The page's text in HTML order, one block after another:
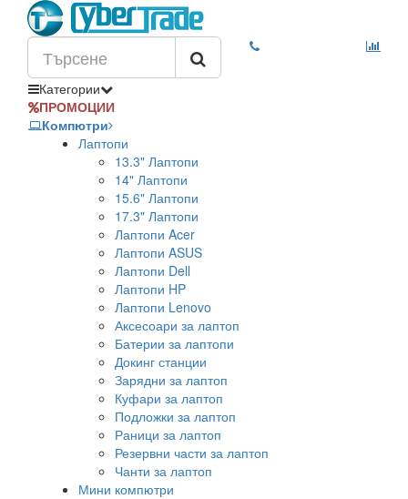
Категории
ПРОМОЦИИ
Компютри
Лаптопи
13.3" Лаптопи
14" Лаптопи
15.6" Лаптопи
17.3" Лаптопи
Лаптопи Acer
Лаптопи ASUS
Лаптопи Dell
Лаптопи HP
Лаптопи Lenovo
Аксесоари за лаптоп
Батерии за лаптопи
Докинг станции
Зарядни за лаптоп
Куфари за лаптоп
Подложки за лаптоп
Раници за лаптоп
Резервни части за лаптоп
Чанти за лаптоп
Мини компютри